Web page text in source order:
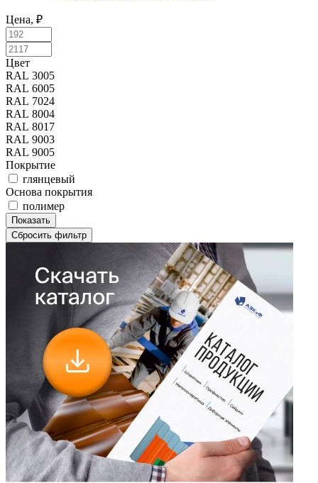
Цена, ₽
Цвет
Цвет
RAL 3005
RAL 6005
RAL 7024
RAL 8004
RAL 8017
RAL 9003
RAL 9005
Покрытие
глянцевый
Основа покрытия
полимер